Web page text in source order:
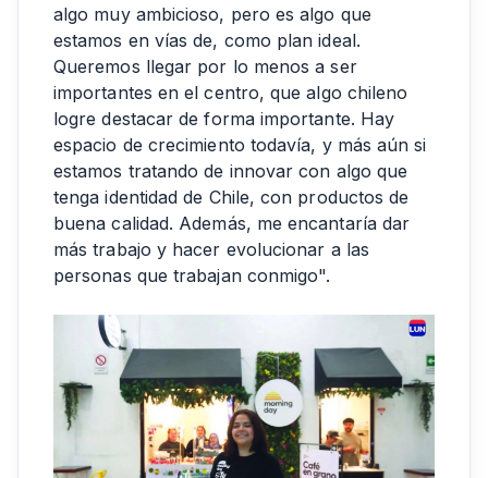
algo muy ambicioso, pero es algo que
estamos en vías de, como plan ideal.
Queremos llegar por lo menos a ser
importantes en el centro, que algo chileno
logre destacar de forma importante. Hay
espacio de crecimiento todavía, y más aún si
estamos tratando de innovar con algo que
tenga identidad de Chile, con productos de
buena calidad. Además, me encantaría dar
más trabajo y hacer evolucionar a las
personas que trabajan conmigo".